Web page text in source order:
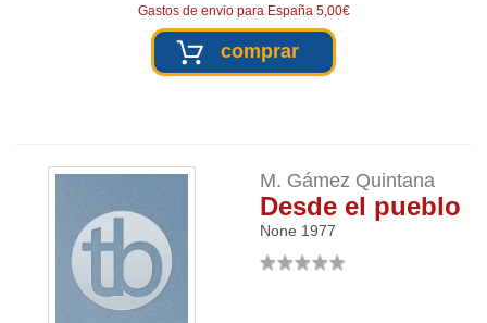
Gastos de envio para España 5,00€
comprar
M. Gámez Quintana
Desde el pueblo
None 1977